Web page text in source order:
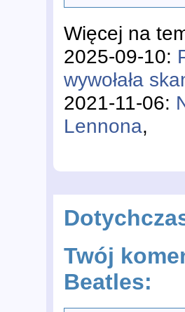
Więcej na
2025-09-10:
wywołała
2021-11-06:
Lennona,
Twój
Beatles: